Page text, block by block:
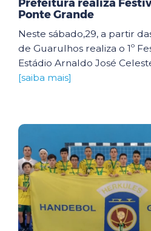
Prefeitura realiza
Ponte Grande
Neste sábado,29, a partir
de Guarulhos realiza o 1º
Estádio Arnaldo José
[saiba mais]